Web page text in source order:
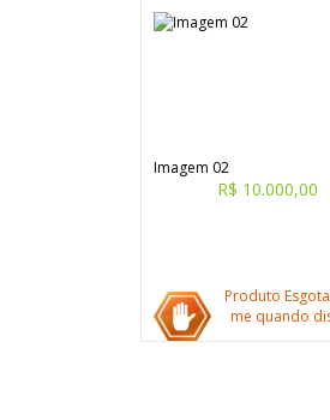
Imagem 02
R$ 10.000,00
Produto
me quando